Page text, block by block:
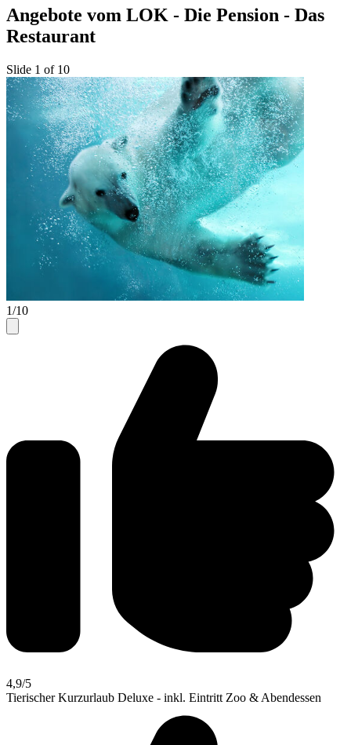
Angebote vom LOK - Die Pension - Das
Restaurant
Slide 1 of 10
1/10
4,9/5
Tierischer Kurzurlaub Deluxe - inkl. Eintritt Zoo & Abendessen